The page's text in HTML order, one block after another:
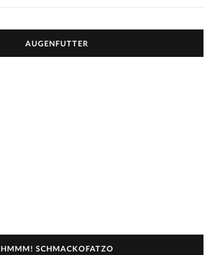
AUGENFUTTER
HMMM! SCHMACKOFATZO